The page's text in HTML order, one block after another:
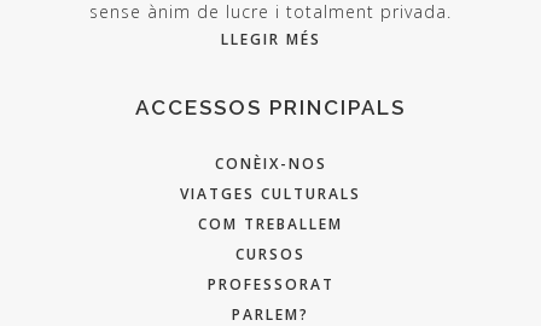
sense ànim de lucre i totalment privada.
LLEGIR MÉS
ACCESSOS PRINCIPALS
CONÈIX-NOS
VIATGES CULTURALS
COM TREBALLEM
CURSOS
PROFESSORAT
PARLEM?